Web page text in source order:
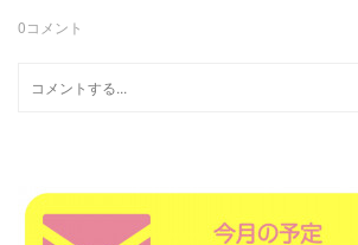
0コメント